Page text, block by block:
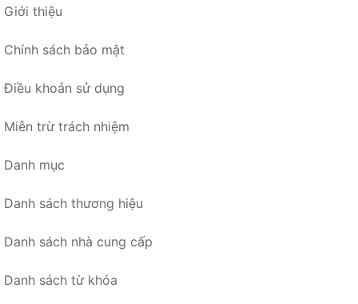
Giới thiệu
Chính sách bảo mật
Điều khoản sử dụng
Miễn trừ trách nhiệm
Danh mục
Danh sách thương hiệu
Danh sách nhà cung cấp
Danh sách từ khóa